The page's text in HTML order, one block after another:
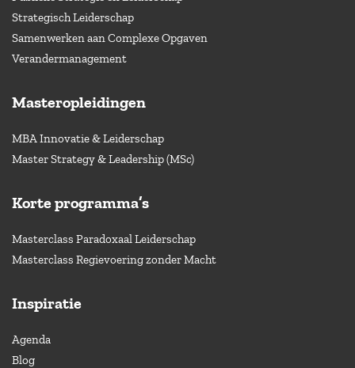
Strategisch Leiderschap
Samenwerken aan Complexe Opgaven
Verandermanagement
Masteropleidingen
MBA Innovatie & Leiderschap
Master Strategy & Leadership (MSc)
Korte programma’s
Masterclass Paradoxaal Leiderschap
Masterclass Regievoering zonder Macht
Inspiratie
Agenda
Blog